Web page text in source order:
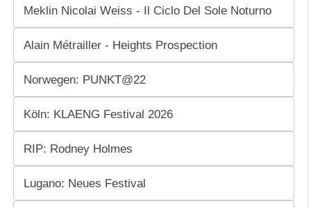
Meklin Nicolai Weiss - Il Ciclo Del Sole Noturno
Alain Métrailler - Heights Prospection
Norwegen: PUNKT@22
Köln: KLAENG Festival 2026
RIP: Rodney Holmes
Lugano: Neues Festival